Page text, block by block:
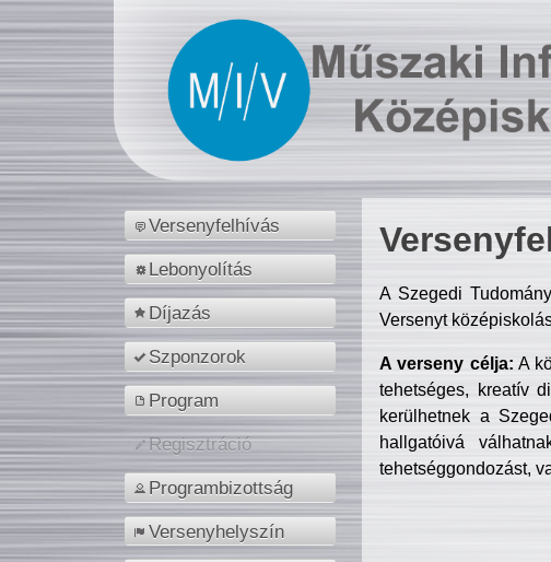
Versenyfelhívás
Lebonyolítás
Díjazás
Szponzorok
Program
Regisztráció
Programbizottság
Versenyhelyszín
A Szegedi
Versenyt
A verseny célja: A
tehetséges, kreatív
kerülhetnek a
hallgatóivá
tehetséggondozást,